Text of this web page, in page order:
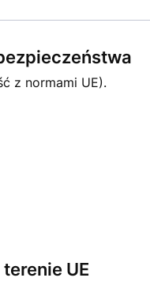
z normami UE).
UE